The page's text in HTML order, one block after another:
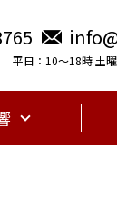
平日：10〜18時 土